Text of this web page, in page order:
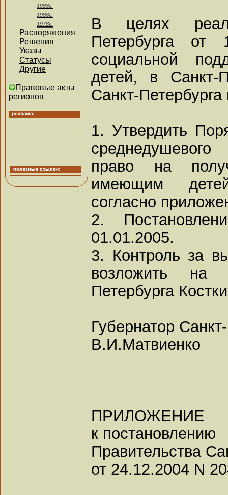
1988г.
1986г.
1978г.
Распоряжения
Решения
Указы
Статусы
Другие
Правовые акты
регионов
В целях
Петербурга
социальной
детей, в Санкт-
Санкт-Петербурга
1. Утвердить
право на
имеющим
согласно
2.
01.01.2005.
3. Контроль за
возложить на
Петербурга
Губернатор
В.И.Матвиенко
ПРИЛОЖЕНИЕ
к постановлению
Правительства
от 24.12.2004 N